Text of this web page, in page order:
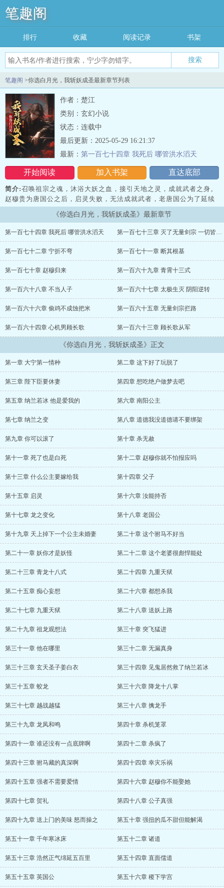
笔趣阁
搜索
排行 收藏 阅读记录 书架
笔趣阁 >你选白月光，我斩妖成圣最新章节列表
作者：楚江
类别：玄幻小说
状态：连载中
开始阅读 加入书架 直达底部
最后更新：2025-05-29 16:21:37
最新： 第一百七十四章 我死后 哪管洪水滔天
简介:召唤祖宗之魂，沐浴大妖之血，接引天地之灵，成就武者之身。
赵穆贵为唐国公之后，启灵失败，无法成就武者，老唐国公为了延续
李氏荣光，挑选优秀女子入国公府，自幼培养，准备取代赵穆，征战
疆场，斩妖降魔，保住唐国公爵位。纳兰若冰入选李氏之门，得李氏
培养，年轻轻轻成就上将军之位。然而，出征归来之日，纳兰若冰却
我纳兰若冰资质超群，未来必为武圣，成为大宁顶尖勋贵，我与冠军
侯驰骋疆场，并肩而战，一起为大宁效力，这才是我的梦想，你我道
不同，不相为谋。”望着冰冷如霜的女子，穿越而来的赵穆微微一笑。
召嬴政之魂，取大妖之血，接引大日之灵，成就祖龙真身。
《你选白月光，我斩妖成圣》最新章节
第一百七十四章 我死后 哪管洪水滔天 第一百七十三章 灭了无量剑宗 一切皆为我所有
第一百七十二章 宁折不弯 第一百七十一章 断其根基
第一百七十章 赵穆归来 第一百六十九章 青霄十三式
第一百六十八章 不当人子 第一百六十七章 太极生灭 阴阳逆转
第一百六十六章 偷鸡不成蚀把米 第一百六十五章 无量剑宗拦路
第一百六十四章 心机男顾长歌 第一百六十三章 顾长歌从军
《你选白月光，我斩妖成圣》正文
第一章 大宁第一情种 第二章 这下好了玩脱了
第三章 陛下臣要休妻 第四章 想吃绝户做梦去吧
第五章 纳兰若冰 他是爱我的 第六章 南阳公主
第七章 纳兰之变 第八章 道德我没道德请不要绑架
第九章 你可以滚了 第十章 杀无赦
第十一章 死了也是白死 第十二章 赵穆你就不怕报应吗
第十三章 什么公主要嫁给我 第十四章 父子
第十五章 启灵 第十六章 汝能持否
第十七章 龙之变化 第十八章 老国公
第十九章 天上掉下一个公主未婚妻 第二十章 这个驸马不好当
第二十一章 妖你才是妖怪 第二十二章 这个老婆很彪悍能处
第二十三章 青龙十八式 第二十四章 九重天狱
第二十五章 痴心妄想 第二十六章 都想杀我
第二十七章 九重天狱 第二十八章 送妖上路
第二十九章 祖龙观想法 第三十章 突飞猛进
第三十一章 他在哪里 第三十二章 无漏真身
第三十三章 玄天圣子姜白衣 第三十四章 见鬼居然救了纳兰若冰
第三十五章 蛟龙 第三十六章 降龙十八掌
第三十七章 越战越猛 第三十八章 擒龙手
第三十九章 龙凤和鸣 第四十章 杀机笼罩
第四十一章 谁还没有一点底牌啊 第四十二章 杀疯了
第四十三章 驸马藏的真深啊 第四十四章 幸灾乐祸
第四十五章 强者不需要爱情 第四十六章 赵穆你不能娶她
第四十七章 贺礼 第四十八章 公子真强
第四十九章 送上门的美味 怒而操之 第五十章 强扭的瓜不甜但能解渴
第五十一章 千年寒冰床 第五十二章 诸道
第五十三章 浩然正气绵延五百里 第五十四章 直面儒道
第五十五章 英国公 第五十六章 稷下学宫